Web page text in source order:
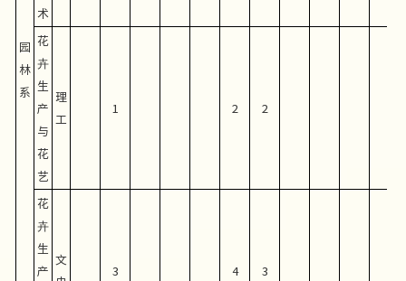
园
林
系
术
花
卉
生
产
与
花
艺
理
工
1 2 2
花
卉
生
产
文
3 4 3